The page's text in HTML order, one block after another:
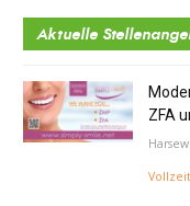
Aktuelle
ZFA
Vollzeit